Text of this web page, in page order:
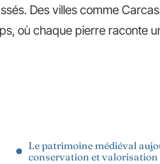
Des villes comme
où chaque pierre raconte
Le patrimoine médiéval
conservation et valorisation